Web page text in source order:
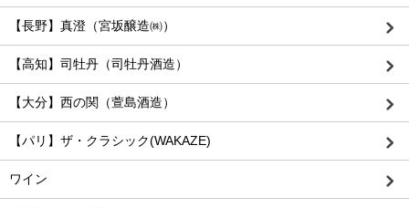
【長野】真澄（宮坂醸造㈱）
【高知】司牡丹（司牡丹酒造）
【大分】西の関（萱島酒造）
【パリ】ザ・クラシック(WAKAZE)
ワイン